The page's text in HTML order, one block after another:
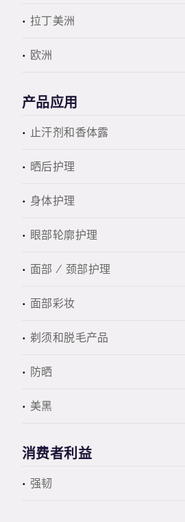
拉丁美洲
欧洲
产品应用
止汗剂和香体露
晒后护理
身体护理
眼部轮廓护理
面部 / 颈部护理
面部彩妆
剃须和脱毛产品
防晒
美黑
消费者利益
强韧